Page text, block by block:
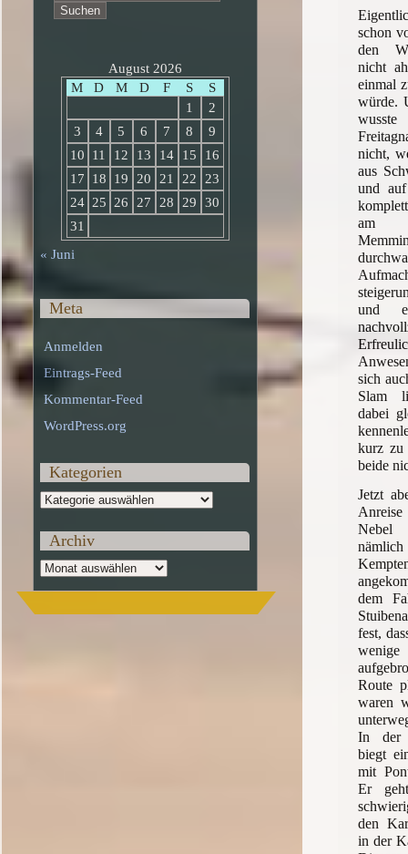
schon
den
nicht
einmal
würde.
nicht,
aus
und
am
und
sich
Slam
dabei
kurz zu
beide
Jetzt
Nebel
dem
fest,
Route
waren
In der
biegt
mit
Er
den
in der
nach:
August 2026
M
D M D F S
S
1
2
3
4 5 6 7 8
9
10
11 12 13 14 15
16
17
18 19 20 21 22
23
24 25 26 27 28 29
30
31
« Juni
Meta
Anmelden
Eintrags-Feed
Kommentar-Feed
WordPress.org
Kategorien
Kategorien
Archiv
Archiv